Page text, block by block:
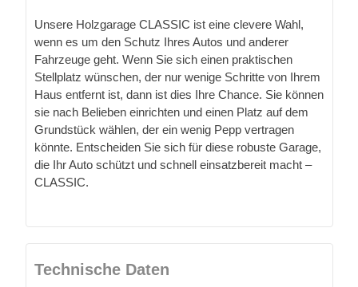
Unsere Holzgarage CLASSIC ist eine clevere Wahl,
wenn es um den Schutz Ihres Autos und anderer
Fahrzeuge geht. Wenn Sie sich einen praktischen
Stellplatz wünschen, der nur wenige Schritte von Ihrem
Haus entfernt ist, dann ist dies Ihre Chance. Sie können
sie nach Belieben einrichten und einen Platz auf dem
Grundstück wählen, der ein wenig Pepp vertragen
könnte. Entscheiden Sie sich für diese robuste Garage,
die Ihr Auto schützt und schnell einsatzbereit macht –
CLASSIC.
Technische Daten